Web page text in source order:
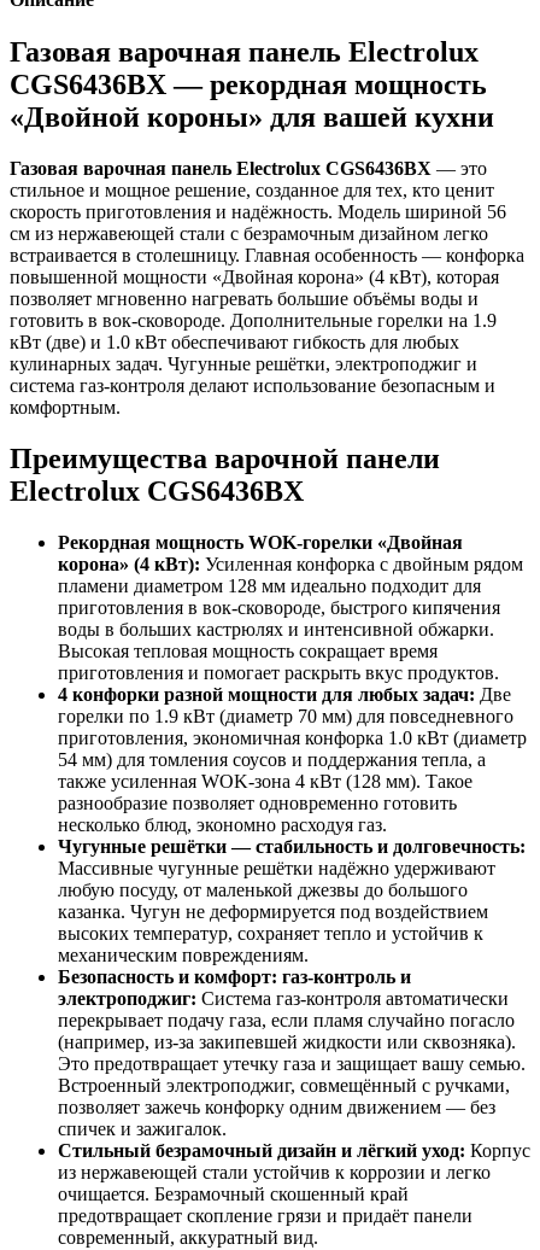
Газовая варочная панель Electrolux
CGS6436BX — рекордная мощность
«Двойной короны» для вашей кухни
Газовая варочная панель Electrolux CGS6436BX — это
стильное и мощное решение, созданное для тех, кто ценит
скорость приготовления и надёжность. Модель шириной 56
см из нержавеющей стали с безрамочным дизайном легко
встраивается в столешницу. Главная особенность — конфорка
повышенной мощности «Двойная корона» (4 кВт), которая
позволяет мгновенно нагревать большие объёмы воды и
готовить в вок-сковороде. Дополнительные горелки на 1.9
кВт (две) и 1.0 кВт обеспечивают гибкость для любых
кулинарных задач. Чугунные решётки, электроподжиг и
система газ-контроля делают использование безопасным и
комфортным.
Преимущества варочной панели
Electrolux CGS6436BX
Рекордная мощность WOK-горелки «Двойная
корона» (4 кВт): Усиленная конфорка с двойным рядом
пламени диаметром 128 мм идеально подходит для
приготовления в вок-сковороде, быстрого кипячения
воды в больших кастрюлях и интенсивной обжарки.
Высокая тепловая мощность сокращает время
приготовления и помогает раскрыть вкус продуктов.
4 конфорки разной мощности для любых задач: Две
горелки по 1.9 кВт (диаметр 70 мм) для повседневного
приготовления, экономичная конфорка 1.0 кВт (диаметр
54 мм) для томления соусов и поддержания тепла, а
также усиленная WOK-зона 4 кВт (128 мм). Такое
разнообразие позволяет одновременно готовить
несколько блюд, экономно расходуя газ.
Чугунные решётки — стабильность и долговечность:
Массивные чугунные решётки надёжно удерживают
любую посуду, от маленькой джезвы до большого
казанка. Чугун не деформируется под воздействием
высоких температур, сохраняет тепло и устойчив к
механическим повреждениям.
Безопасность и комфорт: газ-контроль и
электроподжиг: Система газ-контроля автоматически
перекрывает подачу газа, если пламя случайно погасло
(например, из-за закипевшей жидкости или сквозняка).
Это предотвращает утечку газа и защищает вашу семью.
Встроенный электроподжиг, совмещённый с ручками,
позволяет зажечь конфорку одним движением — без
спичек и зажигалок.
Стильный безрамочный дизайн и лёгкий уход: Корпус
из нержавеющей стали устойчив к коррозии и легко
очищается. Безрамочный скошенный край
предотвращает скопление грязи и придаёт панели
современный, аккуратный вид.